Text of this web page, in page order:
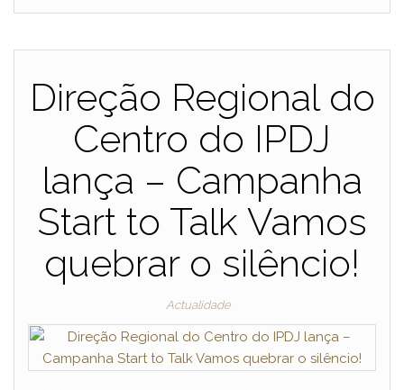
Direção Regional do
Centro do IPDJ
lança – Campanha
Start to Talk Vamos
quebrar o silêncio!
Actualidade